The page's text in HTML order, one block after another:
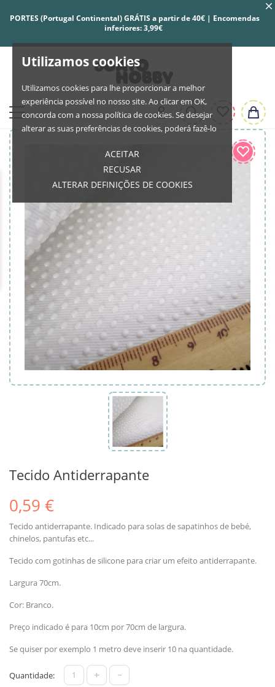
Utilizamos cookies
Utilizamos cookies para lhe proporcionar a melhor
experiência possível no nosso site. Ao clicar em OK,
concorda com a nossa política de cookies. Se desejar
alterar as suas preferências de cookies, poderá fazê-lo
ACEITAR
RECUSAR
ALTERAR DEFINIÇÕES DE COOKIES
PORTES (Portugal Continental) GRÁTIS a partir de 40€ | Encomendas
inferiores: 3,99€
Tecido Antiderrapante
0,59 €
Tecido antiderrapante. Indicado para solas de sapatinhos de bebé,
chinelos, pantufas etc...
Tecido com gotinhas de silicone para criar um efeito antiderrapante.
Largura 70cm.
Cor: Branco.
Preço indicado é para 10cm por 70cm de largura.
Se quiser por exemplo 1 metro deve inserir 10 na quantidade.
Quantidade: + -